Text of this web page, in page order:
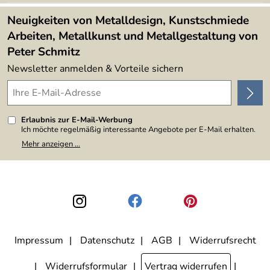
Lieferbedingungen
4,9/5
Neuigkeiten von Metalldesign, Kunstschmiede
Arbeiten, Metallkunst und Metallgestaltung von
Peter Schmitz
Newsletter anmelden & Vorteile sichern
Erlaubnis zur E-Mail-Werbung
Ich möchte regelmäßig interessante Angebote per E-Mail erhalten.
Meine E-Mail-Adresse wird nicht an andere Unternehmen
weitergegeben. Zu statistischen Zwecken wird in anonymer Form
den Link "Abmelden" am Ende des Newsletters anklicke. Die
Datenschutzerklärung
habe ich zur Kenntnis genommen.
Mehr anzeigen ...
Impressum Datenschutz AGB
Widerrufsrecht
Widerrufsformular
Vertrag widerrufen